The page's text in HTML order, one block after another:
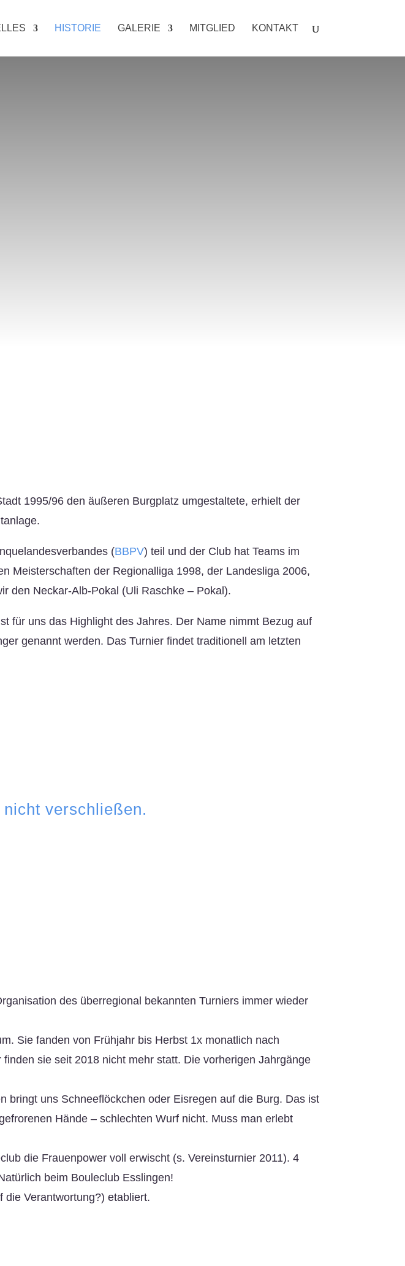
HISTORIE GALERIE MITGLIED KONTAKT
1995/96 den äußeren Burgplatz umgestaltete, erhielt der
(BBPV) teil und der Club hat Teams im
Meisterschaften der Regionalliga 1998, der Landesliga 2006,
den Neckar-Alb-Pokal (Uli Raschke – Pokal).
für uns das Highlight des Jahres. Der Name nimmt Bezug auf
genannt werden. Das Turnier findet traditionell am letzten
verschließen.
des überregional bekannten Turniers immer wieder
Sie fanden von Frühjahr bis Herbst 1x monatlich nach
sie seit 2018 nicht mehr statt. Die vorherigen Jahrgänge
uns Schneeflöckchen oder Eisregen auf die Burg. Das ist
Hände – schlechten Wurf nicht. Muss man erlebt
die Frauenpower voll erwischt (s. Vereinsturnier 2011). 4
beim Bouleclub Esslingen!
Verantwortung?) etabliert.